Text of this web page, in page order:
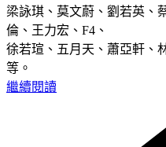
梁詠琪、莫文蔚、劉若英、
倫、王力宏、F4、
徐若瑄、五月天、蕭亞軒、
等。
繼續閱讀